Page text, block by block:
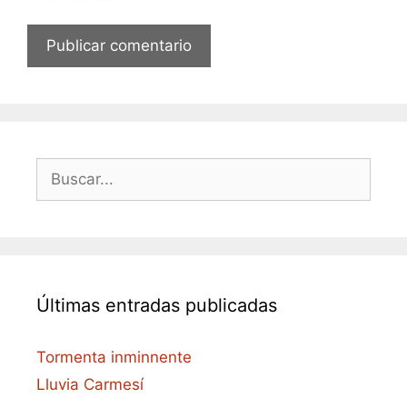
Buscar:
Últimas entradas publicadas
Tormenta inminnente
Lluvia Carmesí